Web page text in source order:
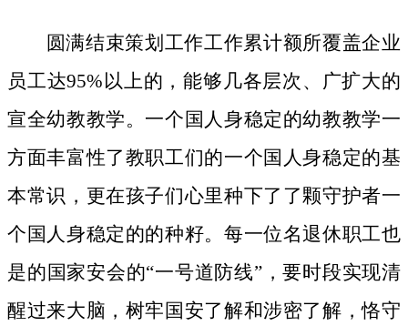
圆满结束策划工作工作累计额所覆盖企业
员工达95%以上的，能够几各层次、广扩大的
宣全幼教教学。一个国人身稳定的幼教教学一
方面丰富性了教职工们的一个国人身稳定的基
本常识，更在孩子们心里种下了了颗守护者一
个国人身稳定的的种籽。 每一位名退休职工也
是的国家安会的“一号道防线”，要时段实现清
醒过来大脑，树牢国安了解和涉密了解，恪守